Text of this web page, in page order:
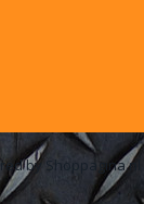
by Shoppagina.nl